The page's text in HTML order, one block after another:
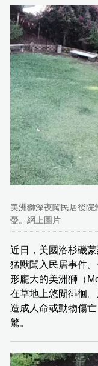
美洲獅深夜闖民居後
憂。網上圖片
近日，美國洛杉磯
猛獸闖入民居事件
形龐大的美洲獅（
在草地上悠閒徘徊
造成人命或動物傷
驚。